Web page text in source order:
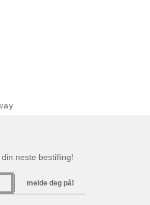
neste bestilling!
melde deg på!